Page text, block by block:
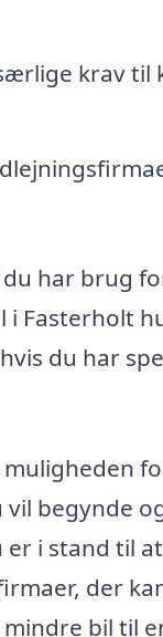
krav til
har brug
i Fasterholt
du har
muligheden
begynde
i stand til
der
bil til